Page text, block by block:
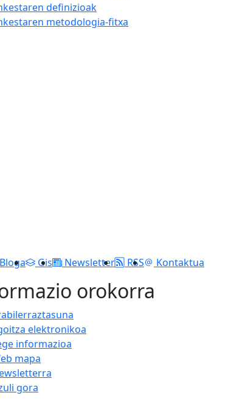
definizioak
metodologia-fitxa
Bloga Gis Newsletter RSS Kontaktua
orokorra
elektronikoa
informazioa
mapa
gora